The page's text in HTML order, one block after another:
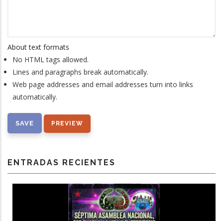
About text formats
No HTML tags allowed.
Lines and paragraphs break automatically.
Web page addresses and email addresses turn into links
automatically.
ENTRADAS RECIENTES